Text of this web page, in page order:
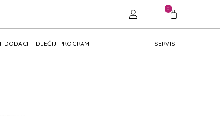
0
DODACI DJEČIJI PROGRAM SERVISI